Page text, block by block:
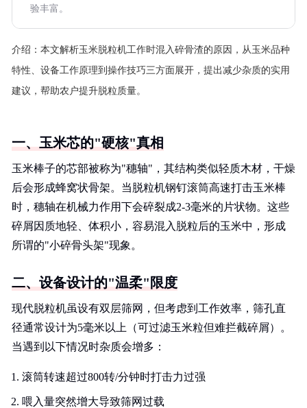
验丰富。
介绍： 本文解析玉米脱粒机工作时混入碎骨渣的原因，从玉米品种
特性、设备工作原理到操作技巧三方面展开，提出减少杂质的实用
建议，帮助农户提升脱粒质量。
一、玉米芯的"硬核"真相
玉米棒子的芯部被称为"穗轴"，其结构类似轻质木材，干燥
后会形成蜂窝状骨架。当脱粒机钢钉滚筒高速打击玉米棒
时，穗轴在机械力作用下会碎裂成2-3毫米的片状物。这些
碎屑因质地轻、体积小，容易混入脱粒后的玉米中，形成
所谓的"小碎骨头架"现象。
二、设备设计的"温柔"限度
现代脱粒机虽设有双层筛网，但考虑到工作效率，筛孔直
径通常设计为5毫米以上（可过滤玉米粒但难拦截碎屑）。
当遇到以下情况时杂质会增多：
滚筒转速超过800转/分钟时打击力过强
喂入量突然增大导致筛网过载